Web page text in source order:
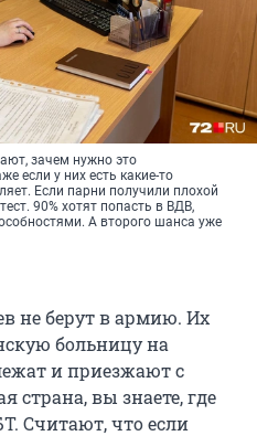
зачем нужно это
если у них есть какие-то
Если парни получили плохой
90% хотят попасть в ВДВ,
А второго шанса уже
не берут в армию. Их
больницу на
и приезжают с
страна, вы знаете, где
Считают, что если